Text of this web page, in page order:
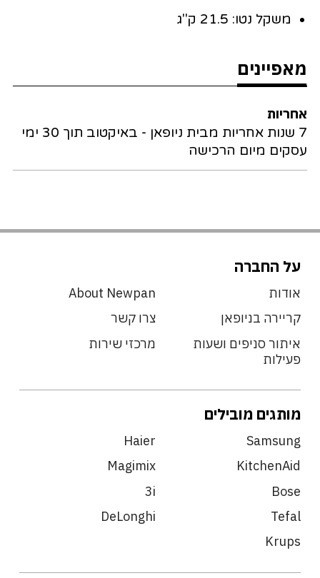
משקל נטו: 21.5 ק"ג
מאפיינים
אחריות
7 שנות אחריות מבית ניופאן - באיקטוב תוך 30 ימי
עסקים מיום הרכישה
על החברה
אודות
About Newpan
קריירה בניופאן
צרו קשר
איתור סניפים ושעות
פעילות
מרכזי שירות
מותגים מובילים
Samsung
Haier
KitchenAid
Magimix
Bose
3i
Tefal
DeLonghi
Krups